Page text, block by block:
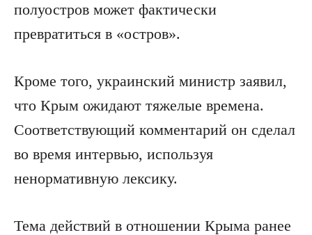
полуостров может фактически
превратиться в «остров».
Кроме того, украинский министр заявил,
что Крым ожидают тяжелые времена.
Соответствующий комментарий он сделал
во время интервью, используя
ненормативную лексику.
Тема действий в отношении Крыма ранее